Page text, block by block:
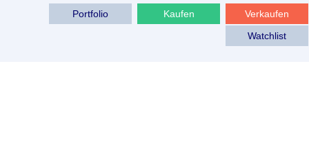
Verkaufen
Kaufen
Portfolio
Watchlist